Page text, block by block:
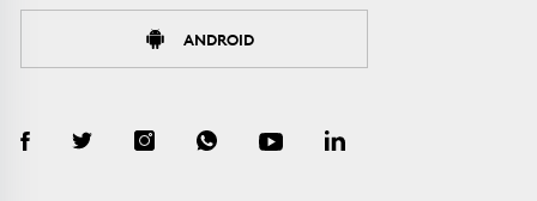
ANDROID